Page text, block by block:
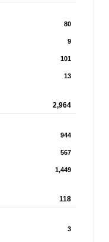
80
9
101
13
2,964
944
567
1,449
118
3